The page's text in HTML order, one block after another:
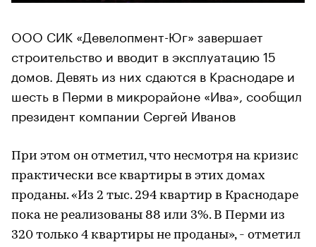
ООО СИК «Девелопмент-Юг» завершает
строительство и вводит в эксплуатацию 15
домов. Девять из них сдаются в Краснодаре и
шесть в Перми в микрорайоне «Ива», сообщил
президент компании Сергей Иванов
При этом он отметил, что несмотря на кризис
практически все квартиры в этих домах
проданы. «Из 2 тыс. 294 квартир в Краснодаре
пока не реализованы 88 или 3%. В Перми из
320 только 4 квартиры не проданы», - отметил